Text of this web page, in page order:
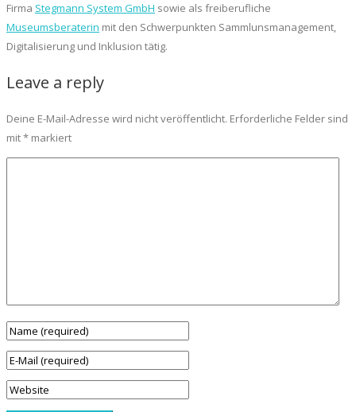
Firma Stegmann System GmbH sowie als freiberufliche
Museumsberaterin mit den Schwerpunkten Sammlunsmanagement,
Digitalisierung und Inklusion tätig.
Leave a reply
Deine E-Mail-Adresse wird nicht veröffentlicht. Erforderliche Felder sind
mit* markiert